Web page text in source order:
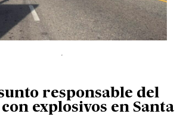
responsable del
explosivos en Santa